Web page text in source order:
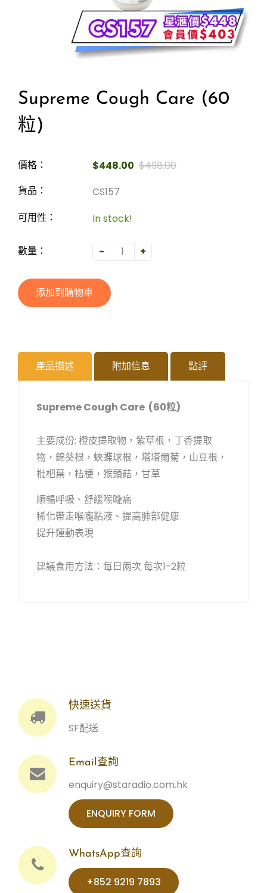
Supreme Cough Care (60
粒)
價格： $448.00 $498.00
貨品： CS157
可用性： In stock!
數量： - +
添加到購物車
產品描述 附加信息 點評
Supreme Cough Care (60粒)
主要成份: 橙皮提取物，紫草根，丁香提取
物，錦葵根，蛺蝶球根，塔塔爾菊，山豆根，
枇杷葉，桔梗，猴頭菇，甘草
順暢呼吸、舒緩喉嚨痛
稀化帶走喉嚨粘液、提高肺部健康
提升運動表現
建議食用方法：每日兩次 每次1-2粒
快速送貨
SF配送
Email查詢
enquiry@staradio.com.hk
ENQUIRY FORM
WhatsApp查詢
+852 9219 7893‬‬‬‬‬